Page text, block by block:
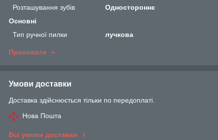
Розташування зубів
Одностороннє
Основні
Тип ручної пилки
лучкова
Приховати
Умови доставки
Доставка здійснюється тільки по передоплаті.
Нова Пошта
Всі умови доставки